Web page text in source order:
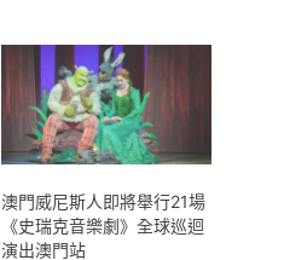
澳門威尼斯人即將舉行21場
《史瑞克音樂劇》全球巡迴
演出澳門站